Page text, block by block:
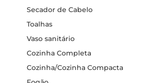
Secador de Cabelo
Toalhas
Vaso sanitário
Cozinha Completa
Cozinha/Cozinha Compacta